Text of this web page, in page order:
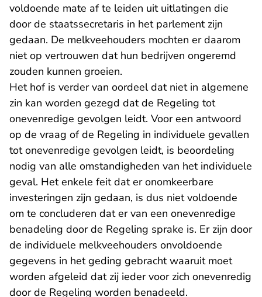
voldoende mate af te leiden uit uitlatingen die
door de staatssecretaris in het parlement zijn
gedaan. De melkveehouders mochten er daarom
niet op vertrouwen dat hun bedrijven ongeremd
zouden kunnen groeien.
Het hof is verder van oordeel dat niet in algemene
zin kan worden gezegd dat de Regeling tot
onevenredige gevolgen leidt. Voor een antwoord
op de vraag of de Regeling in individuele gevallen
tot onevenredige gevolgen leidt, is beoordeling
nodig van alle omstandigheden van het individuele
geval. Het enkele feit dat er onomkeerbare
investeringen zijn gedaan, is dus niet voldoende
om te concluderen dat er van een onevenredige
benadeling door de Regeling sprake is. Er zijn door
de individuele melkveehouders onvoldoende
gegevens in het geding gebracht waaruit moet
worden afgeleid dat zij ieder voor zich onevenredig
door de Regeling worden benadeeld.